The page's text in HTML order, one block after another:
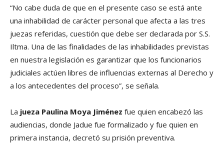
“No cabe duda de que en el presente caso se está ante
una inhabilidad de carácter personal que afecta a las tres
juezas referidas, cuestión que debe ser declarada por S.S.
Iltma. Una de las finalidades de las inhabilidades previstas
en nuestra legislación es garantizar que los funcionarios
judiciales actúen libres de influencias externas al Derecho y
a los antecedentes del proceso”, se señala.
La jueza Paulina Moya Jiménez fue quien encabezó las
audiencias, donde Jadue fue formalizado y fue quien en
primera instancia, decretó su prisión preventiva.